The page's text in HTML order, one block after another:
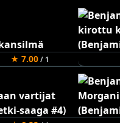
★ 7.00/ 1